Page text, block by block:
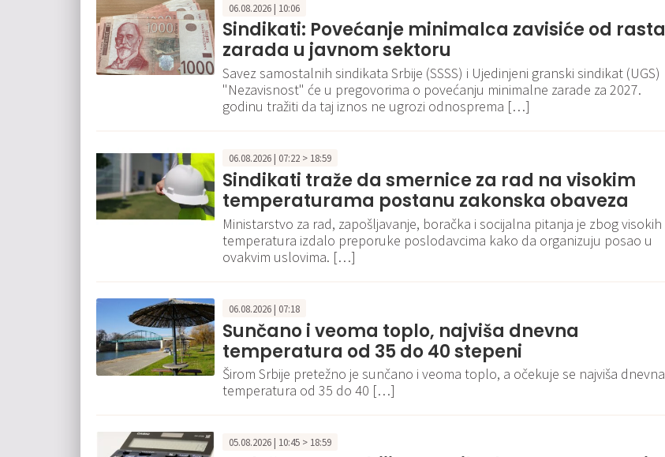
06.08.2026 | 10:06
Sindikati: Povećanje minimalca zavisiće od rasta
zarada u javnom sektoru
Savez samostalnih sindikata Srbije (SSSS) i Ujedinjeni granski sindikat (UGS)
"Nezavisnost" će u pregovorima o povećanju minimalne zarade za 2027.
godinu tražiti da taj iznos ne ugrozi odnosprema […]
06.08.2026 | 07:22 > 18:59
Sindikati traže da smernice za rad na visokim
temperaturama postanu zakonska obaveza
Ministarstvo za rad, zapošljavanje, boračka i socijalna pitanja je zbog visokih
temperatura izdalo preporuke poslodavcima kako da organizuju posao u
ovakvim uslovima. […]
06.08.2026 | 07:18
Sunčano i veoma toplo, najviša dnevna
temperatura od 35 do 40 stepeni
Širom Srbije pretežno je sunčano i veoma toplo, a očekuje se najviša dnevna
temperatura od 35 do 40 […]
05.08.2026 | 10:45 > 18:59